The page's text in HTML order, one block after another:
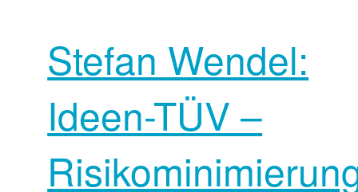
Stefan Wendel:
Ideen-TÜV –